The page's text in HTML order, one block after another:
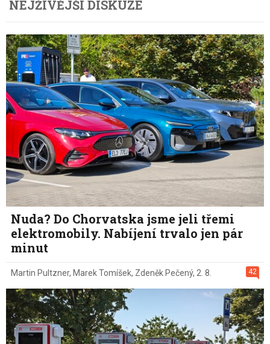
NEJŽIVĚJŠÍ DISKUZE
Nuda? Do Chorvatska jsme jeli třemi
elektromobily. Nabíjení trvalo jen pár
minut
42
Martin Pultzner, Marek Tomíšek, Zdeněk Pečený, 2. 8.